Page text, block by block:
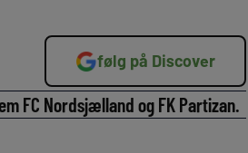
følg på Discover
FC Nordsjælland og FK Partizan.